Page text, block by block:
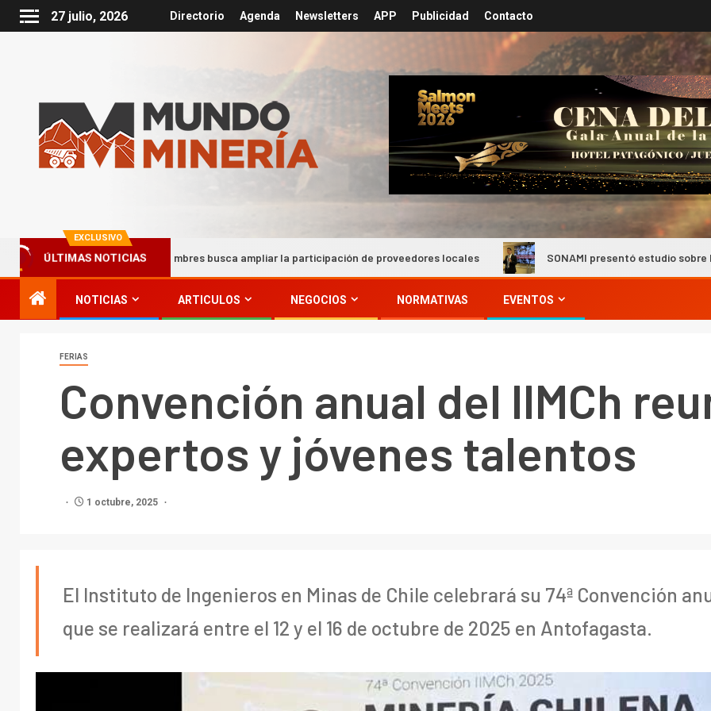
27 julio, 2026 Directorio Agenda Newsletters APP Publicidad Contacto
EXCLUSIVO
ÚLTIMAS NOTICIAS
Minera Los Pelambres busca ampliar la participación de proveedores locales SONAMI presentó estudio sobre los distritos
NOTICIAS ARTICULOS NEGOCIOS NORMATIVAS EVENTOS
FERIAS
Convención anual del IIMCh
expertos y jóvenes talentos
1 octubre, 2025
El Instituto de Ingenieros en Minas de Chile celebrará su 74ª Convención
que se realizará entre el 12 y el 16 de octubre de 2025 en Antofagasta.